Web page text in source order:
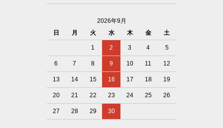
2026年9月
日
月 火 水 木 金 土
1 2 3 4 5
6 7 8 9 10 11 12
13 14 15 16 17 18 19
20 21 22 23 24 25 26
27 28 29 30